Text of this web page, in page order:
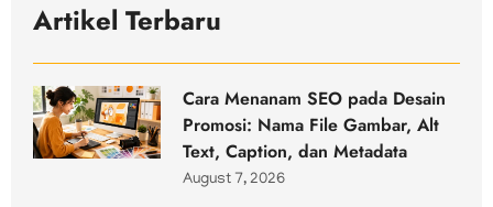
Artikel Terbaru
Cara Menanam SEO pada Desain
Promosi: Nama File Gambar, Alt
Text, Caption, dan Metadata
August 7, 2026